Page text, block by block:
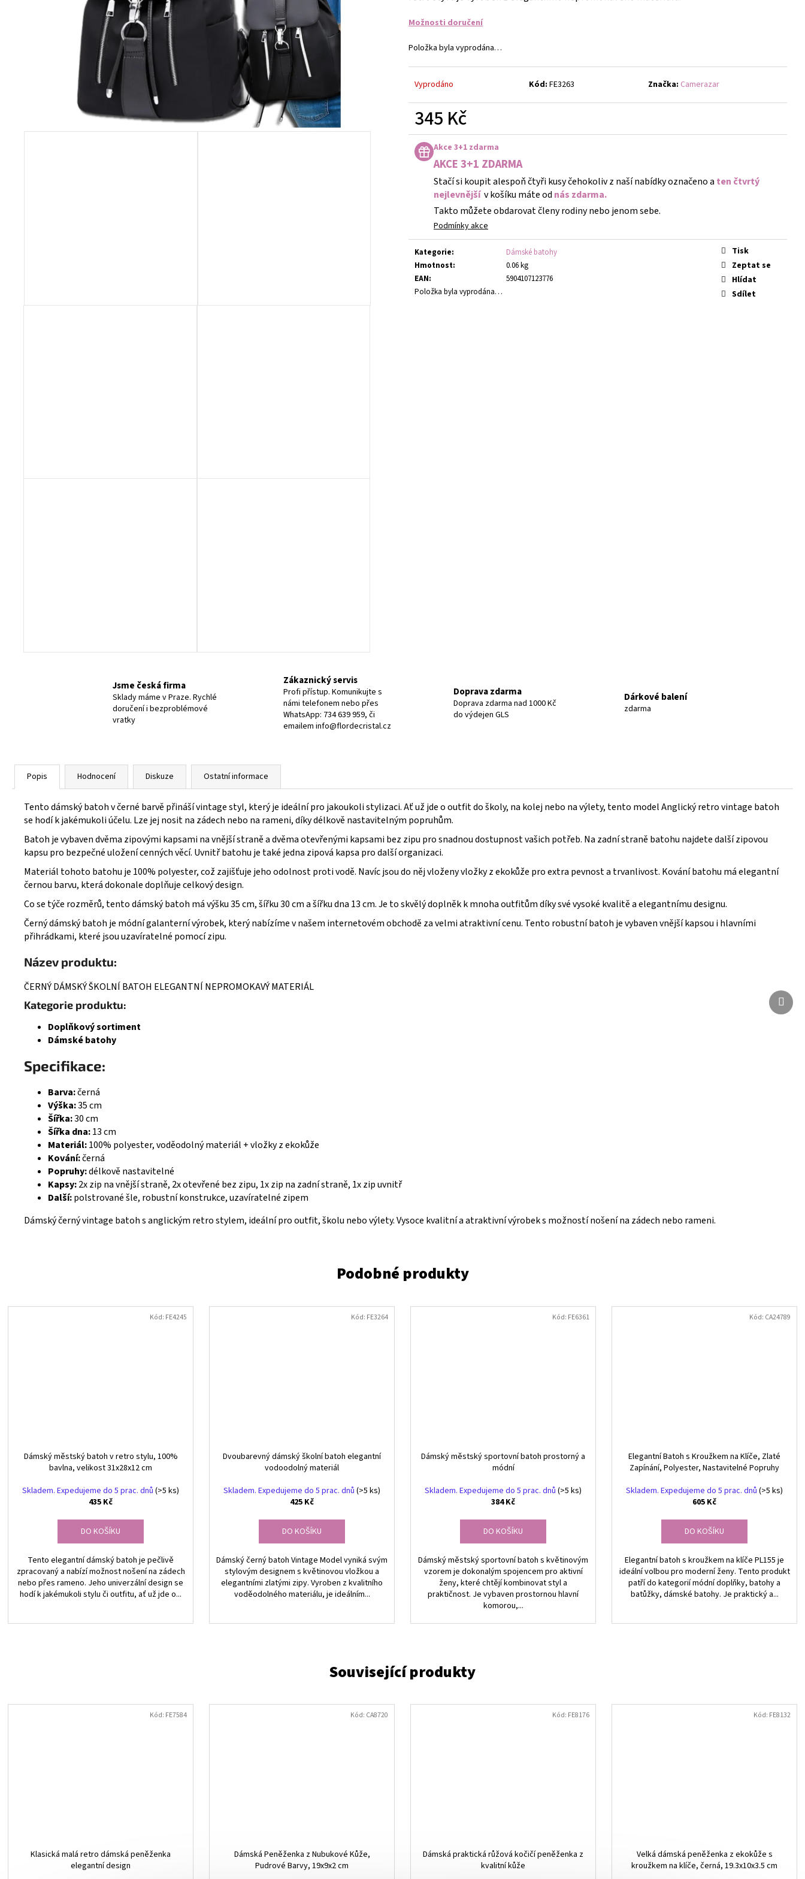
Možnosti doručení
Položka byla vyprodána…
Vyprodáno Kód: FE3263 Značka: Camerazar
345 Kč
Měrná
cena:Akce 3+1 zdarma
AKCE 3+1 ZDARMA
Stačí si koupit alespoň čtyři kusy čehokoliv z naší nabídky označeno a ten čtvrtý
nejlevnější v košíku máte od nás zdarma.
Takto můžete obdarovat členy rodiny nebo jenom sebe.
Podmínky akce
Kategorie:
Dámské batohy
Hmotnost:
0.06 kg
EAN:
5904107123776
Položka byla vyprodána…
Tisk
Zeptat se
Hlídat
Sdílet
Jsme česká firma
Sklady máme v Praze. Rychlé
doručení i bezproblémové
vratky
Zákaznický servis
Profi přístup. Komunikujte s
námi telefonem nebo přes
WhatsApp: 734 639 959, či
emailem info@flordecristal.cz
Doprava zdarma
Doprava zdarma nad 1000 Kč
do výdejen GLS
Dárkové balení
zdarma
Popis Hodnocení Diskuze Ostatní informace
Tento dámský batoh v černé barvě přináší vintage styl, který je ideální pro jakoukoli stylizaci. Ať už jde o outfit do školy, na kolej nebo na výlety, tento model Anglický retro vintage batoh
se hodí k jakémukoli účelu. Lze jej nosit na zádech nebo na rameni, díky délkově nastavitelným popruhům.
Batoh je vybaven dvěma zipovými kapsami na vnější straně a dvěma otevřenými kapsami bez zipu pro snadnou dostupnost vašich potřeb. Na zadní straně batohu najdete další zipovou
kapsu pro bezpečné uložení cenných věcí. Uvnitř batohu je také jedna zipová kapsa pro další organizaci.
Materiál tohoto batohu je 100% polyester, což zajišťuje jeho odolnost proti vodě. Navíc jsou do něj vloženy vložky z ekokůže pro extra pevnost a trvanlivost. Kování batohu má elegantní
černou barvu, která dokonale doplňuje celkový design.
Co se týče rozměrů, tento dámský batoh má výšku 35 cm, šířku 30 cm a šířku dna 13 cm. Je to skvělý doplněk k mnoha outfitům díky své vysoké kvalitě a elegantnímu designu.
Černý dámský batoh je módní galanterní výrobek, který nabízíme v našem internetovém obchodě za velmi atraktivní cenu. Tento robustní batoh je vybaven vnější kapsou i hlavními
přihrádkami, které jsou uzavíratelné pomocí zipu.
Název produktu:
ČERNÝ DÁMSKÝ ŠKOLNÍ BATOH ELEGANTNÍ NEPROMOKAVÝ MATERIÁL
Kategorie produktu:
Doplňkový sortiment
Dámské batohy
Specifikace:
Barva:černá
Výška:35 cm
Šířka:30 cm
Šířka dna:13 cm
Materiál:100% polyester, voděodolný materiál + vložky z ekokůže
Kování:černá
Popruhy:délkově nastavitelné
Kapsy:2x zip na vnější straně, 2x otevřené bez zipu, 1x zip na zadní straně, 1x zip uvnitř
Další:polstrované šle, robustní konstrukce, uzavíratelné zipem
Dámský černý vintage batoh s anglickým retro stylem, ideální pro outfit, školu nebo výlety. Vysoce kvalitní a atraktivní výrobek s možností nošení na zádech nebo rameni.
Dámský městský batoh v retro stylu, 100%
bavlna, velikost 31x28x12 cm
Skladem. Expedujeme do 5 prac. dnů (>5 ks)
435 Kč
DO KOŠÍKU
Tento elegantní dámský batoh je pečlivě
zpracovaný a nabízí možnost nošení na zádech
nebo přes rameno. Jeho univerzální design se
hodí k jakémukoli stylu či outfitu, ať už jde o...
Kód: FE4245
Dvoubarevný dámský školní batoh elegantní
vodoodolný materiál
Skladem. Expedujeme do 5 prac. dnů (>5 ks)
425 Kč
DO KOŠÍKU
Dámský černý batoh Vintage Model vyniká svým
stylovým designem s květinovou vložkou a
elegantními zlatými zipy. Vyroben z kvalitního
voděodolného materiálu, je ideálním...
Kód: FE3264
Dámský městský sportovní batoh prostorný a
módní
Skladem. Expedujeme do 5 prac. dnů (>5 ks)
384 Kč
DO KOŠÍKU
Dámský městský sportovní batoh s květinovým
vzorem je dokonalým spojencem pro aktivní
ženy, které chtějí kombinovat styl a
praktičnost. Je vybaven prostornou hlavní
komorou,...
Kód: FE6361
Elegantní Batoh s Kroužkem na Klíče, Zlaté
Zapínání, Polyester, Nastavitelné Popruhy
Skladem. Expedujeme do 5 prac. dnů (>5 ks)
605 Kč
DO KOŠÍKU
Elegantní batoh s kroužkem na klíče PL155 je
ideální volbou pro moderní ženy. Tento produkt
patří do kategorií módní doplňky, batohy a
batůžky, dámské batohy. Je praktický a...
Kód: CA24789
Další
Klasická malá retro dámská peněženka
elegantní design
Kód: FE7584
Dámská Peněženka z Nubukové Kůže,
Pudrové Barvy, 19x9x2 cm
Kód: CA8720
Dámská praktická růžová kočičí peněženka z
kvalitní kůže
Kód: FE8176
Velká dámská peněženka z ekokůže s
kroužkem na klíče, černá, 19.3x10x3.5 cm
Kód: FE8132
Další
KORÁLKY - ČERNÁ
259 Kč
249 Kč
299 Kč